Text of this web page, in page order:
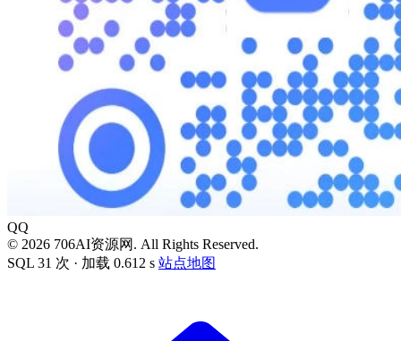
QQ
© 2026 706AI资源网. All Rights Reserved.
SQL 31 次 · 加载 0.612 s 站点地图